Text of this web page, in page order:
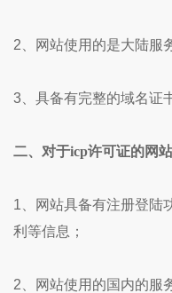
2、网站使用的是大陆服
3、具备有完整的域名证
二、对于icp许可证的网
1、网站具备有注册登陆
利等信息；
2、网站使用的国内的服